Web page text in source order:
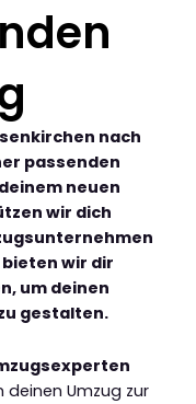
nach
passenden
neuen
wir dich
bieten wir dir
um deinen
gestalten.
Umzug zur